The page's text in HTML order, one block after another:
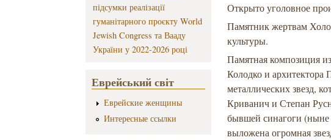
підсумки реалізації
гуманітарного проєкту World
Jewish Congress та Вааду
України у 2022-2026 році
Еврейський світ
Еврейские женщины
Интересные ссылки
Открыто уголовное
Памятник жертвам
культуры.
Памятная композиция
Колодко и архитектора
металлических звезд,
Криванич и Степан
бывшей синагоги (ныне
выложена огромная